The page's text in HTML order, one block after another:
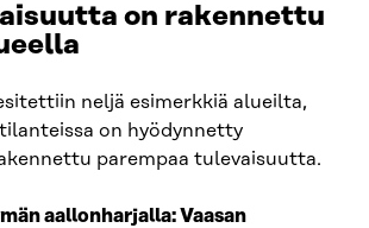
on rakennettu
neljä esimerkkiä alueilta,
on hyödynnetty
parempaa tulevaisuutta.
aallonharjalla: Vaasan